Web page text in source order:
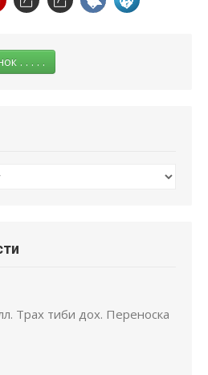
. . . . .
Трах тиби дох. Переноска